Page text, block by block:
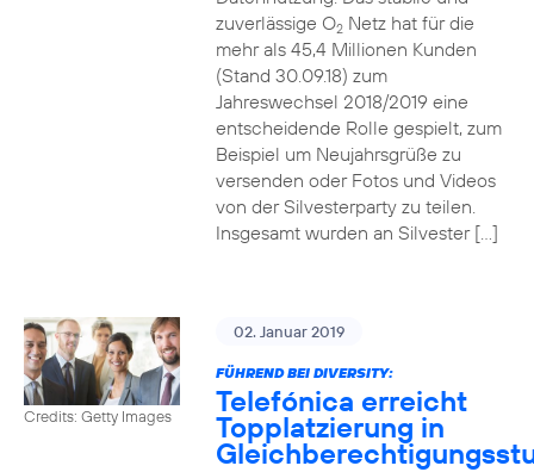
zuverlässige O2Netz hat für die
mehr als 45,4 Millionen Kunden
(Stand 30.09.18) zum
Jahreswechsel 2018/2019 eine
entscheidende Rolle gespielt, zum
Beispiel um Neujahrsgrüße zu
versenden oder Fotos und Videos
von der Silvesterparty zu teilen.
Insgesamt wurden an Silvester […]
Credits: Getty Images
02. Januar 2019
FÜHREND BEI DIVERSITY:
Telefónica erreicht
Topplatzierung in